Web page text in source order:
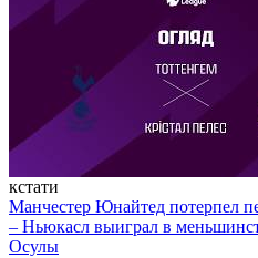
кстати
Манчестер Юнайтед потерпел
– Ньюкасл выиграл в
Осулы